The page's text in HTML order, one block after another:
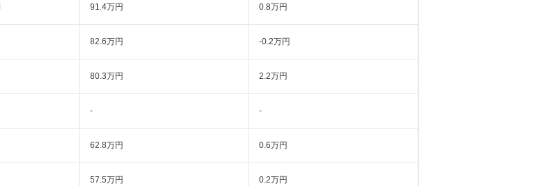
91.4万円 0.8万円
82.6万円 -0.2万円
80.3万円 2.2万円
- -
62.8万円 0.6万円
57.5万円 0.2万円